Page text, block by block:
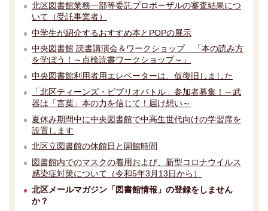
北区図書館業務一部等委託プロポーザルの審査結果につ
いて（受託事業者）
中学生が紹介するおすすめ本とPOPの展示
中央図書館 読書講演会＆ワークショップ 「本の読み方
を学ぼう！～点検読書ワークショップ～」
中央図書館利用者用エレベーターは、仮復旧しました
「北区ティーンズ・ビブリオバトル」参加者募集！～武
器は「言葉」本の力を信じて！届け想い～
夏休み期間中に中央図書館で中高生世代向けの学習席を
設置します
北区立図書館の休館日と開館時間
図書館内でのマスクの着用および、新型コロナウイルス
感染症対策について（令和5年3月13日から）
北区メールマガジン「図書館情報」の登録をしません
か？